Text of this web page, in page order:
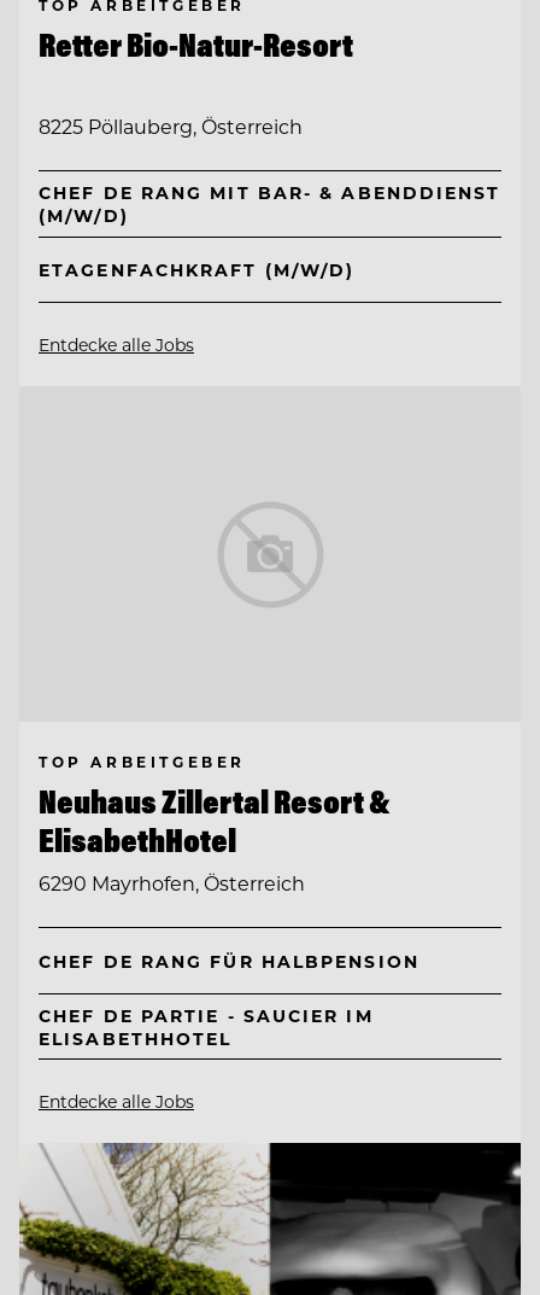
TOP ARBEITGEBER
Retter Bio-Natur-Resort
8225 Pöllauberg, Österreich
CHEF DE RANG MIT BAR- & ABENDDIENST
(M/W/D)
ETAGENFACHKRAFT (M/W/D)
Entdecke alle Jobs
TOP ARBEITGEBER
Neuhaus Zillertal Resort &
ElisabethHotel
6290 Mayrhofen, Österreich
CHEF DE RANG FÜR HALBPENSION
CHEF DE PARTIE - SAUCIER IM
ELISABETHHOTEL
Entdecke alle Jobs